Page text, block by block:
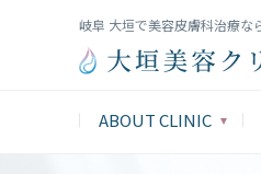
岐阜 大垣で美容皮膚科治療な
ABOUT CLINIC